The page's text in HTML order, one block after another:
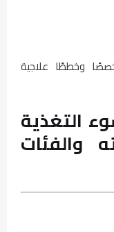
وخططًا علاجية
التغذية
والفئات